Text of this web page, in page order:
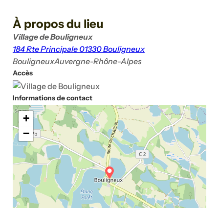
À propos du lieu
Village de Bouligneux
184 Rte Principale 01330 Bouligneux
BouligneuxAuvergne-Rhône-Alpes
Accès
Informations de contact
+
−